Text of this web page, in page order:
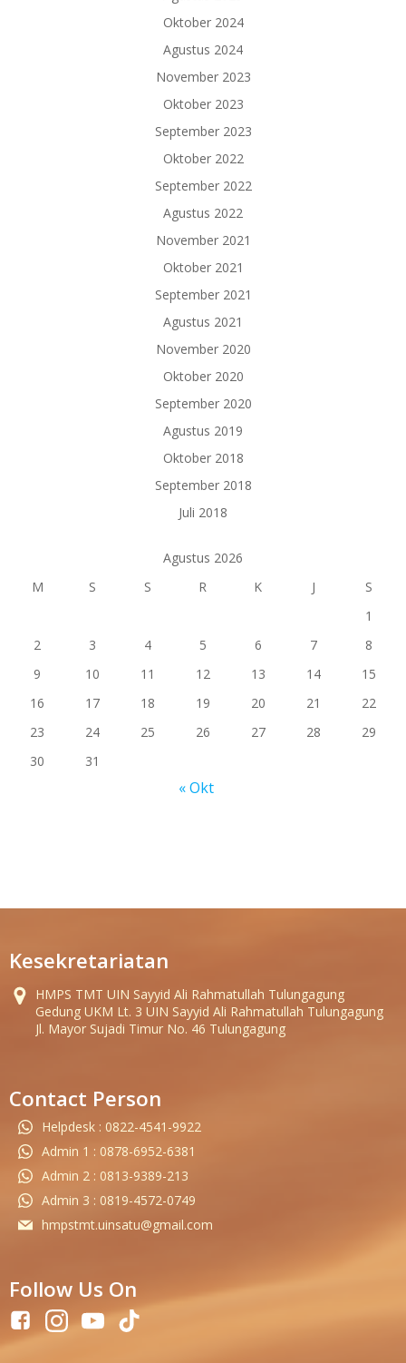
Oktober 2024
Agustus 2024
November 2023
Oktober 2023
September 2023
Oktober 2022
September 2022
Agustus 2022
November 2021
Oktober 2021
September 2021
Agustus 2021
November 2020
Oktober 2020
September 2020
Agustus 2019
Oktober 2018
September 2018
Juli 2018
Agustus 2026
M
S S R K J
S
1
2
3 4 5 6 7
8
9
10 11 12 13 14
15
16
17 18 19 20 21
22
23
24 25 26 27 28
29
30
31
« Okt
Kesekretariatan
HMPS TMT UIN Sayyid Ali Rahmatullah Tulungagung
Gedung UKM Lt. 3 UIN Sayyid Ali Rahmatullah Tulungagung
Jl. Mayor Sujadi Timur No. 46 Tulungagung
Contact Person
Helpdesk : 0822-4541-9922
Admin 1 : 0878-6952-6381
Admin 2 : 0813-9389-213
Admin 3 : 0819-4572-0749
hmpstmt.uinsatu@gmail.com
Follow Us On